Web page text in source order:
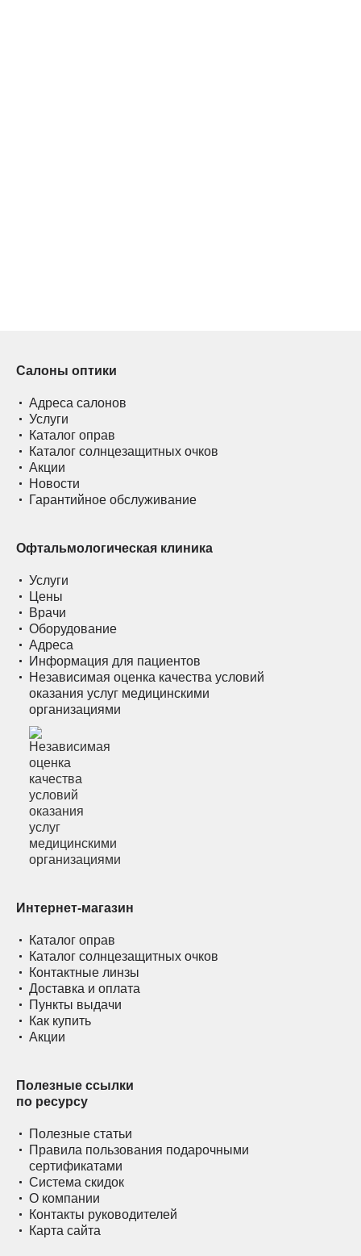
Салоны оптики
Адреса салонов
Услуги
Каталог оправ
Каталог солнцезащитных очков
Акции
Новости
Гарантийное обслуживание
Офтальмологическая клиника
Услуги
Цены
Врачи
Оборудование
Адреса
Информация для пациентов
Независимая оценка качества условий
оказания услуг медицинскими
организациями
Интернет-магазин
Каталог оправ
Каталог солнцезащитных очков
Контактные линзы
Доставка и оплата
Пункты выдачи
Как купить
Акции
Полезные ссылки
по ресурсу
Полезные статьи
Правила пользования подарочными
сертификатами
Система скидок
О компании
Контакты руководителей
Карта сайта